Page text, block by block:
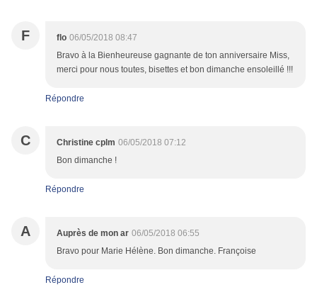
F flo 06/05/2018 08:47
Bravo à la Bienheureuse gagnante de ton anniversaire Miss,
merci pour nous toutes, bisettes et bon dimanche ensoleillé !!!
Répondre
C Christine cplm 06/05/2018 07:12
Bon dimanche !
Répondre
A Auprès de mon ar 06/05/2018 06:55
Bravo pour Marie Hélène. Bon dimanche. Françoise
Répondre